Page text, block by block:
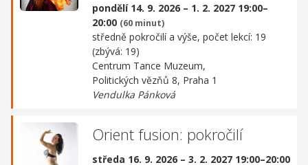
pondělí 14. 9. 2026 – 1. 2. 2027 19:00–
20:00 (60 minut)
středně pokročilí a výše, počet lekcí: 19
(zbývá: 19)
Centrum Tance Muzeum,
Politických vězňů 8, Praha 1
Vendulka Pánková
Orient fusion: pokročilí
středa 16. 9. 2026 – 3. 2. 2027 19:00–20:00